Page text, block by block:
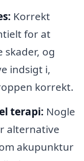
Korrekt
for at
og
indsigt i,
korrekt.
terapi: Nogle
alternative
akupunktur